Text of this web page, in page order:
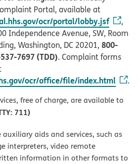
Portal, available at
ocr/portal/lobby.jsf
,
Independence Avenue, SW, Room
Washington, DC 20201, 800-
7697 (TDD). Complaint forms
ocr/office/file/index.html .
free of charge, are available to
711)
aids and services, such as
interpreters, video remote
information in other formats to